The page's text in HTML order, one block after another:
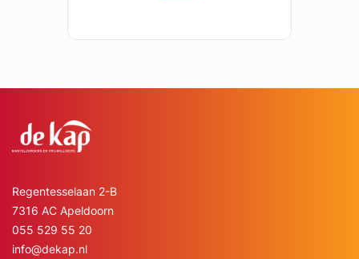
Regentesselaan 2-B
7316 AC Apeldoorn
055 529 55 20
info@dekap.nl